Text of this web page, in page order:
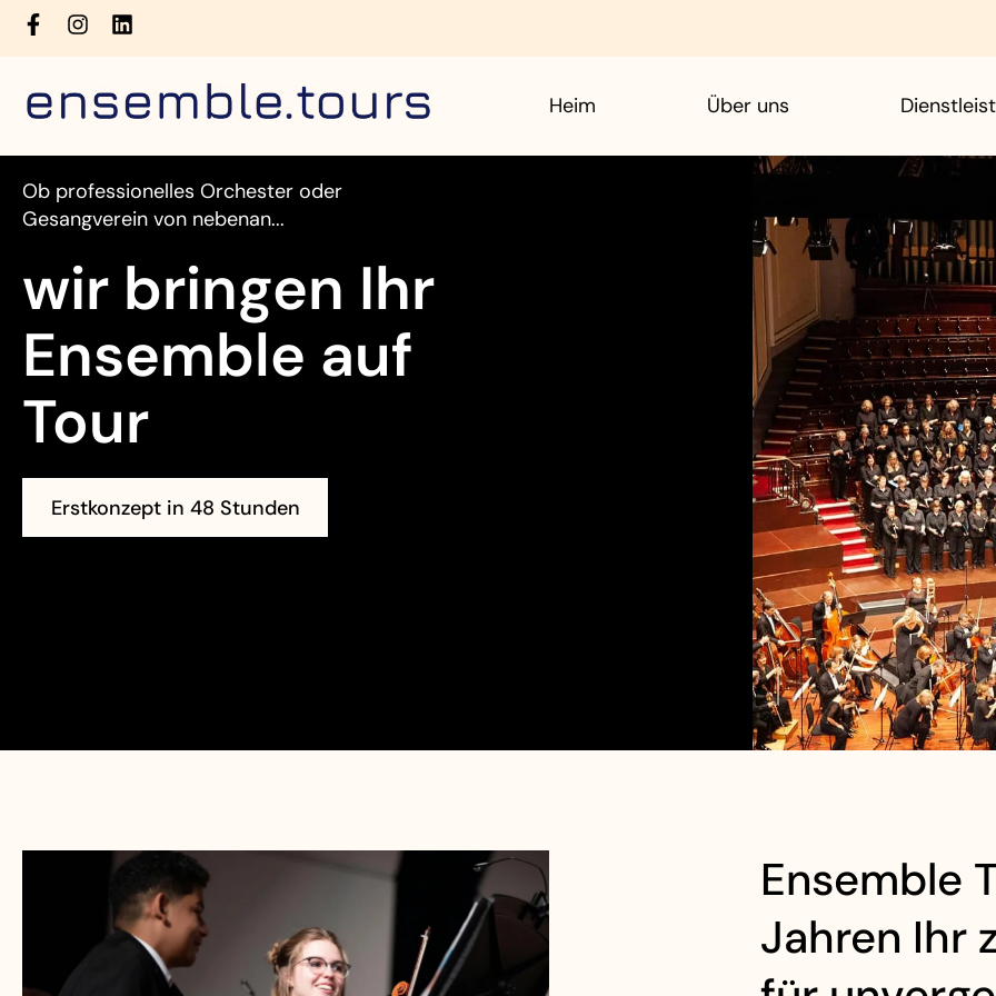
Heim Über uns
Ob professionelles Orchester oder
Gesangverein von nebenan...
wir bringen Ihr
Ensemble auf
Tour
Erstkonzept in 48 Stunden
Ensemble
Jahren Ihr